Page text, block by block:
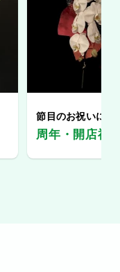
節目のお祝いに、
周年・開店祝